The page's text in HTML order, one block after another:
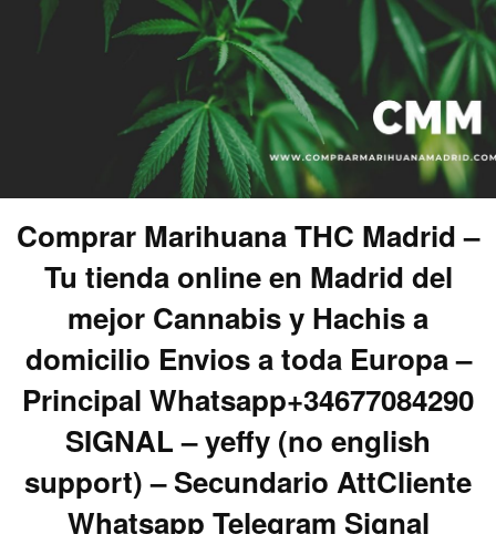
Comprar Marihuana THC Madrid –
Tu tienda online en Madrid del
mejor Cannabis y Hachis a
domicilio Envios a toda Europa –
Principal Whatsapp+34677084290
SIGNAL – yeffy (no english
support) – Secundario AttCliente
Whatsapp Telegram Signal